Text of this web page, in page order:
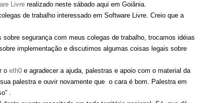
Livre realizado neste sábado aqui em Goiânia.
de trabalho interessado em Software Livre. Creio que a
segurança com meus colegas de trabalho, trocamos idéias
implementação e discutimos algumas coisas legais sobre
o eth0 e agradecer a ajuda, palestras e apoio com o material da
palestra e ouvir novamente que o cara é bom. Palestra em
.